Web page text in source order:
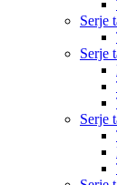
Serje
Serje
Serje